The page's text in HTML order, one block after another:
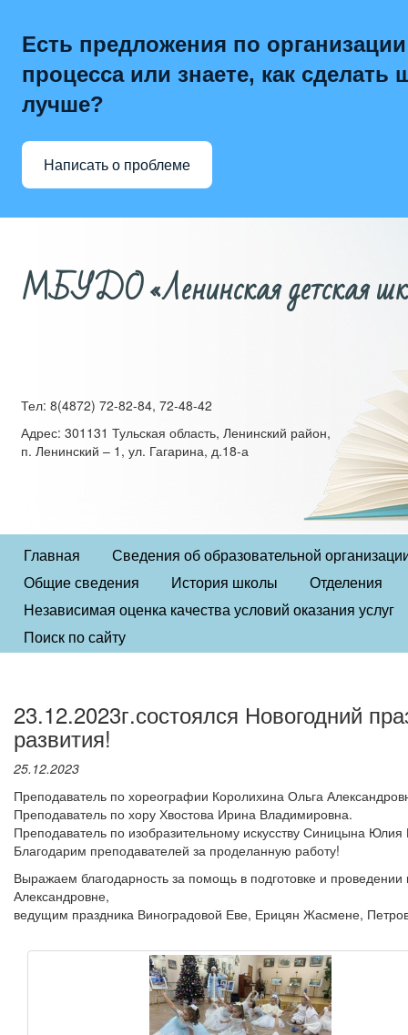
Есть предложения по
процесса или знаете, как сделать
лучше?
Написать о проблеме
МБУДО «Ленинская детская
Тел: 8(4872) 72-82-84, 72-48-42
Адрес: 301131 Тульская область, Ленинский район,
п. Ленинский – 1, ул. Гагарина, д.18-а
Главная
Сведения об образовательной
Общие сведения
История школы
Отделения
Независимая оценка качества условий оказания услуг
Поиск по сайту
23.12.2023г.состоялся Новогодний
развития!
25.12.2023
Преподаватель по хореографии Королихина Ольга
Преподаватель по хору Хвостова Ирина Владимировна.
Преподаватель по изобразительному искусству Синицына Юлия
Благодарим преподавателей за проделанную работу!
Выражаем благодарность за помощь в подготовке и
Александровне,
ведущим праздника Виноградовой Еве, Ерицян Жасмене,